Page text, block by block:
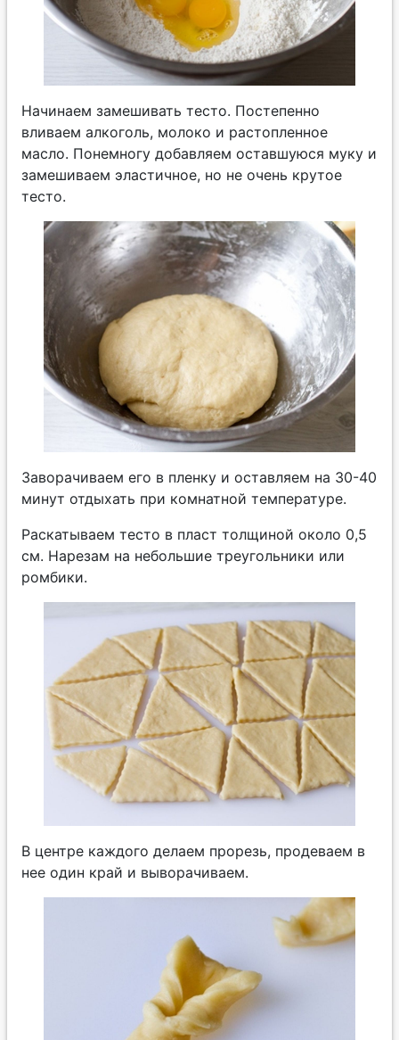
Начинаем замешивать тесто. Постепенно
вливаем алкоголь, молоко и растопленное
масло. Понемногу добавляем оставшуюся муку и
замешиваем эластичное, но не очень крутое
тесто.
Заворачиваем его в пленку и оставляем на 30-40
минут отдыхать при комнатной температуре.
Раскатываем тесто в пласт толщиной около 0,5
см. Нарезам на небольшие треугольники или
ромбики.
В центре каждого делаем прорезь, продеваем в
нее один край и выворачиваем.